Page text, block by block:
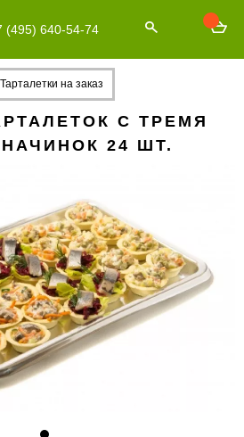
(495) 640-54-74
на заказ
С ТРЕМЯ
24 ШТ.